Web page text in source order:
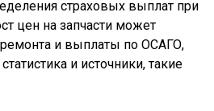
страховых выплат при
цен на запчасти может
и выплаты по ОСАГО,
и источники, такие